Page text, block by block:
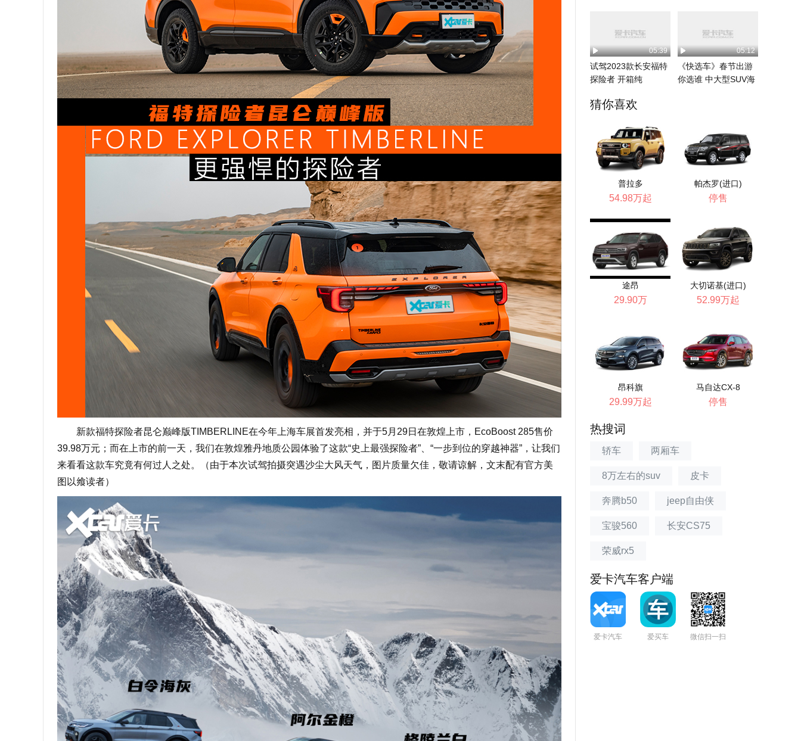
新款福特探险者昆仑巅峰版TIMBERLINE在今年上海车展首发亮相，并于5月29日在敦煌上市，EcoBoost 285售价
39.98万元；而在上市的前一天，我们在敦煌雅丹地质公园体验了这款“史上最强探险者”、“一步到位的穿越神器”，让我们
来看看这款车究竟有何过人之处。（由于本次试驾拍摄突遇沙尘大风天气，图片质量欠佳，敬请谅解，文末配有官方美
图以飨读者）
05:39
试驾2023款长安福特
探险者 开箱纯
05:12
《快选车》春节出游
你选谁 中大型SUV海
猜你喜欢
普拉多
54.98万起
帕杰罗(进口)
停售
途昂
29.90万
大切诺基(进口)
52.99万起
昂科旗
29.99万起
马自达CX-8
停售
热搜词
轿车 两厢车
8万左右的suv 皮卡
奔腾b50 jeep自由侠
宝骏560 长安CS75
荣威rx5
爱卡汽车客户端
爱卡汽车 爱买车 微信扫一扫